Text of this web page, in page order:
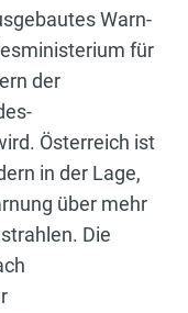
Warn-
für
der
Österreich ist
in der Lage,
über mehr
Die